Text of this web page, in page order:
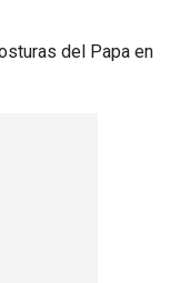
del Papa en